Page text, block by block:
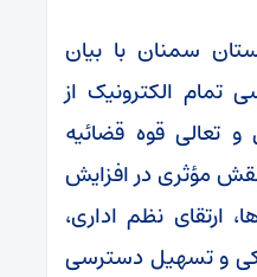
سمنان با بیان
تمام الکترونیک از
تعالی قوه قضائیه
مؤثری در افزایش
نظم اداری،
و تسهیل دسترسی